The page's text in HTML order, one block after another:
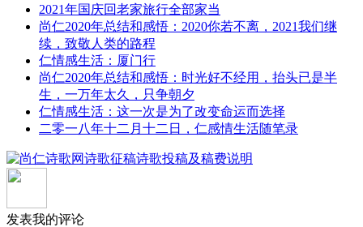
2021年国庆回老家旅行全部家当
尚仁2020年总结和感悟：2020你若不离，2021我们继
续，致敬人类的路程
仁情感生活：厦门行
尚仁2020年总结和感悟：时光好不经用，抬头已是半
生，一万年太久，只争朝夕
仁情感生活：这一次是为了改变命运而选择
二零一八年十二月十二日，仁感情生活随笔录
发表我的评论